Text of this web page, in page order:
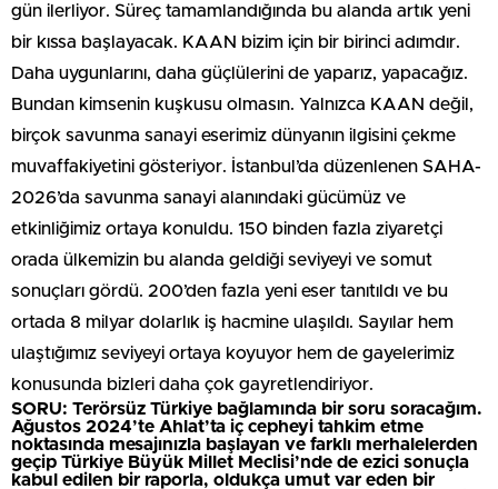
gün ilerliyor. Süreç tamamlandığında bu alanda artık yeni
bir kıssa başlayacak. KAAN bizim için bir birinci adımdır.
Daha uygunlarını, daha güçlülerini de yaparız, yapacağız.
Bundan kimsenin kuşkusu olmasın. Yalnızca KAAN değil,
birçok savunma sanayi eserimiz dünyanın ilgisini çekme
muvaffakiyetini gösteriyor. İstanbul’da düzenlenen SAHA-
2026’da savunma sanayi alanındaki gücümüz ve
etkinliğimiz ortaya konuldu. 150 binden fazla ziyaretçi
orada ülkemizin bu alanda geldiği seviyeyi ve somut
sonuçları gördü. 200’den fazla yeni eser tanıtıldı ve bu
ortada 8 milyar dolarlık iş hacmine ulaşıldı. Sayılar hem
ulaştığımız seviyeyi ortaya koyuyor hem de gayelerimiz
konusunda bizleri daha çok gayretlendiriyor.
SORU: Terörsüz Türkiye bağlamında bir soru soracağım.
Ağustos 2024’te Ahlat’ta iç cepheyi tahkim etme
noktasında mesajınızla başlayan ve farklı merhalelerden
geçip Türkiye Büyük Millet Meclisi’nde de ezici sonuçla
kabul edilen bir raporla, oldukça umut var eden bir